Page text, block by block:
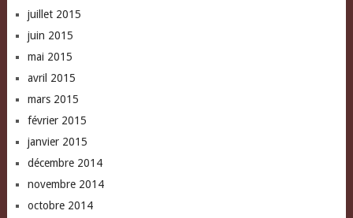
juillet 2015
juin 2015
mai 2015
avril 2015
mars 2015
février 2015
janvier 2015
décembre 2014
novembre 2014
octobre 2014